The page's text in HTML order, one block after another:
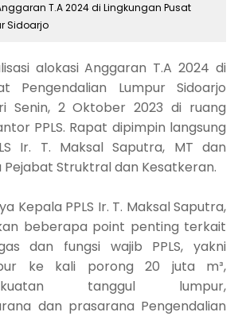
T.A 2024 di Lingkungan Pusat
Sidoarjo
alokasi Anggaran T.A 2024 di
Pengendalian Lumpur Sidoarjo
Senin, 2 Oktober 2023 di ruang
PPLS. Rapat dipimpin langsung
Ir. T. Maksal Saputra, MT dan
Struktral dan Kesatkeran.
Kepala PPLS Ir. T. Maksal Saputra,
beberapa point penting terkait
dan fungsi wajib PPLS, yakni
ke kali porong 20 juta m³,
tanggul lumpur,
dan prasarana Pengendalian